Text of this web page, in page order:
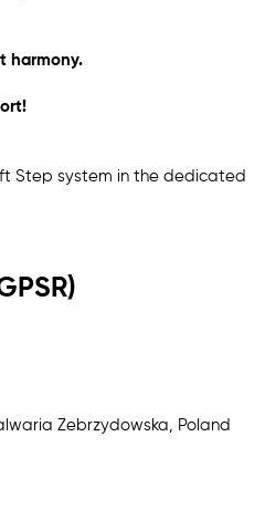
harmony.
Step system in the dedicated
Zebrzydowska, Poland